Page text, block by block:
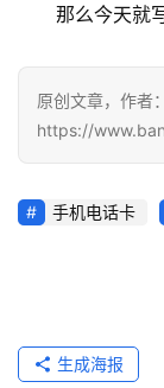
那么今天就
原创文章，作者
https://
手机电话卡
生成海报